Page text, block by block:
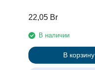
22,05 Br
В наличии
В корзину